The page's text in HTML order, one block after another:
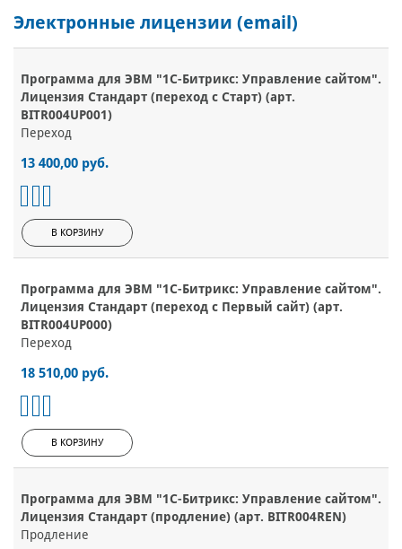
Электронные лицензии (email)
Программа для ЭВМ "1С-Битрикс: Управление сайтом".
Лицензия Стандарт (переход с Старт) (арт.
BITR004UP001)
Переход
13 400,00 руб.
В КОРЗИНУ
Программа для ЭВМ "1С-Битрикс: Управление сайтом".
Лицензия Стандарт (переход с Первый сайт) (арт.
BITR004UP000)
Переход
18 510,00 руб.
В КОРЗИНУ
Программа для ЭВМ "1С-Битрикс: Управление сайтом".
Лицензия Стандарт (продление) (арт. BITR004REN)
Продление